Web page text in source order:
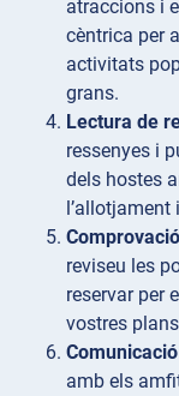
atraccions i
cèntrica per
activitats
grans.
Lectura de
ressenyes i
dels hostes
l’allotjament
reviseu les
reservar per
vostres
amb els